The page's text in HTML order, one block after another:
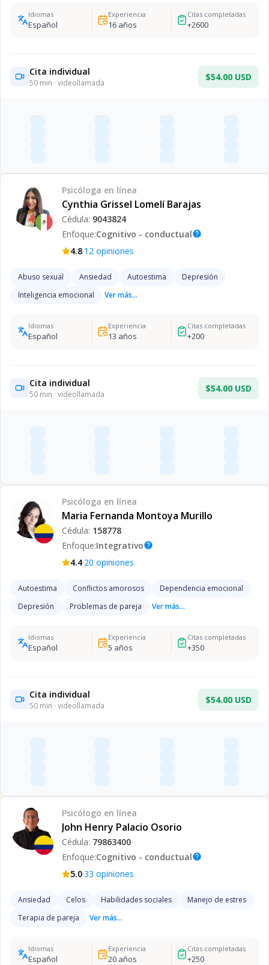
Idiomas
Español
Experiencia
16años
Citas completadas
+2600
Cita individual
50 min · videollamada
$54.00 USD
Psicóloga en línea
Cynthia Grissel Lomelí Barajas
Cédula: 9043824
Enfoque:Cognitivo - conductualhelp
4.8·12 opiniones
Abuso sexual Ansiedad Autoestima
Depresión
Inteligencia emocional
Ver más...
Idiomas
Español
Experiencia
13 años
Citas completadas
+200
Cita individual
50 min · videollamada
$54.00 USD
Psicóloga en línea
Maria Fernanda Montoya Murillo
Cédula: 158778
Enfoque:Integrativohelp
4.4·20 opiniones
Autoestima Conflictos amorosos
Dependencia emocional
Depresión
Problemas de pareja Ver más...
Idiomas
Español
Experiencia
5 años
Citas completadas
+350
Cita individual
50 min · videollamada
$54.00 USD
Psicólogo en línea
John Henry Palacio Osorio
Cédula: 79863400
Enfoque:Cognitivo - conductualhelp
5.0·33 opiniones
Ansiedad Celos Habilidades sociales
Manejo de estres
Terapia de pareja
Ver más...
Idiomas
Español
Experiencia
20años
Citas completadas
+250